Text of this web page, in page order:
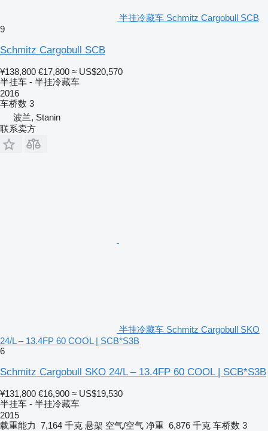
半挂冷藏车 Schmitz Cargobull SCB
9
Schmitz Cargobull SCB
¥138,800 €17,800 ≈ US$20,570
半挂车 - 半挂冷藏车
2016
车桥数 3
波兰, Stanin
联系卖方
半挂冷藏车 Schmitz Cargobull SKO
24/L – 13.4FP 60 COOL | SCB*S3B
6
Schmitz Cargobull SKO 24/L – 13.4FP 60 COOL | SCB*S3B
¥131,800 €16,900 ≈ US$19,530
半挂车 - 半挂冷藏车
2015
载重能力 7,164 千克 悬架 空气/空气 净重 6,876 千克 车桥数 3